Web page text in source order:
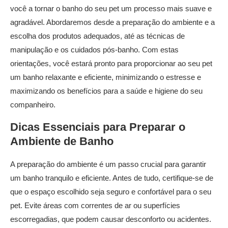
você a tornar o banho do seu pet um processo mais suave e
agradável. Abordaremos desde a preparação do ambiente e a
escolha dos produtos adequados, até as técnicas de
manipulação e os cuidados pós-banho. Com estas
orientações, você estará pronto para proporcionar ao seu pet
um banho relaxante e eficiente, minimizando o estresse e
maximizando os benefícios para a saúde e higiene do seu
companheiro.
Dicas Essenciais para Preparar o
Ambiente de Banho
A preparação do ambiente é um passo crucial para garantir
um banho tranquilo e eficiente. Antes de tudo, certifique-se de
que o espaço escolhido seja seguro e confortável para o seu
pet. Evite áreas com correntes de ar ou superfícies
escorregadias, que podem causar desconforto ou acidentes.